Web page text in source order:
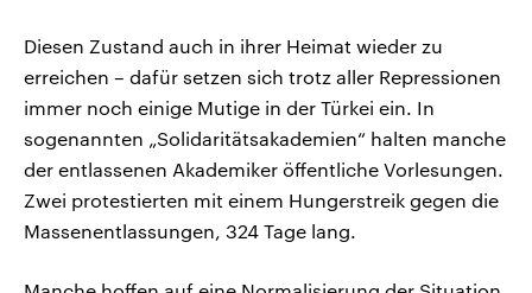
Diesen Zustand auch in ihrer Heimat wieder zu
erreichen – dafür setzen sich trotz aller Repressionen
immer noch einige Mutige in der Türkei ein. In
sogenannten „Solidaritätsakademien“ halten manche
der entlassenen Akademiker öffentliche Vorlesungen.
Zwei protestierten mit einem Hungerstreik gegen die
Massenentlassungen, 324 Tage lang.